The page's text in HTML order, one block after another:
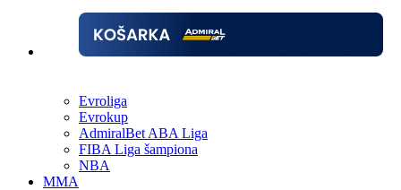
Evroliga
Evrokup
AdmiralBet ABA Liga
FIBA Liga šampiona
NBA
MMA